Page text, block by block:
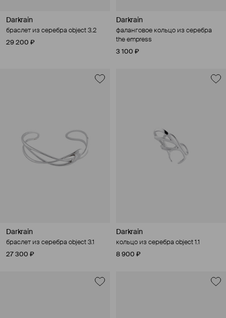
Darkrain
браслет из серебра object 3.2
29 200 ₽
Darkrain
фаланговое кольцо из серебра
the empress
3 100 ₽
Darkrain
браслет из серебра object 3.1
27 300 ₽
Darkrain
кольцо из серебра object 1.1
8 900 ₽